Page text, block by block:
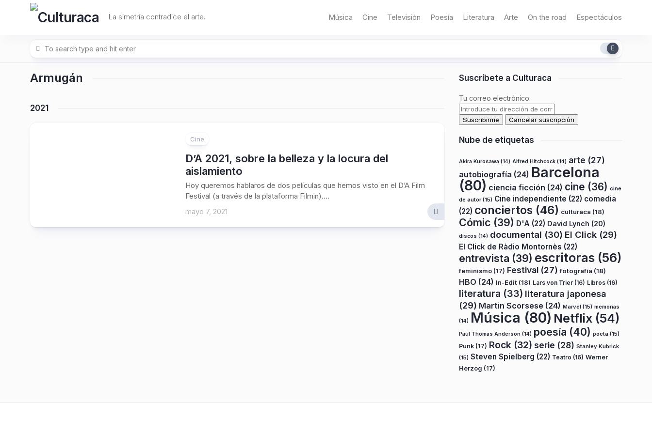
La simetría contradice el arte. Música Cine Televisión Poesía Literatura Arte On the road Espectáculos
Armugán
2021
Cine
D’A 2021, sobre la belleza y la locura del
aislamiento
Hoy queremos hablaros de dos películas que hemos visto en el D’A Film
Festival (a través de la plataforma Filmin)....
mayo 7, 2021
Suscríbete a Culturaca
Tu correo electrónico:
Nube de etiquetas
Akira Kurosawa (14) Alfred Hitchcock (14) arte (27)
autobiografía (24) Barcelona
(80) ciencia ficción (24) cine (36) cine
de autor(15) Cine independiente (22) comedia
(22) conciertos (46) culturaca (18)
Cómic (39) D'A (22) David Lynch (20)
discos (14) documental (30) El Click (29)
El Click de Ràdio Montornès (22)
entrevista (39) escritoras (56)
feminismo (17) Festival (27) fotografía (18)
HBO (24) In-Edit (18) Lars von Trier (16) Libros (16)
literatura (33) literatura japonesa
(29) Martin Scorsese (24) Marvel (15) memorias
(14) Música (80) Netflix (54)
Paul Thomas Anderson (14) poesía (40) poeta (15)
Punk (17) Rock (32) serie (28) Stanley Kubrick
(15) Steven Spielberg (22) Teatro (16) Werner
Herzog (17)